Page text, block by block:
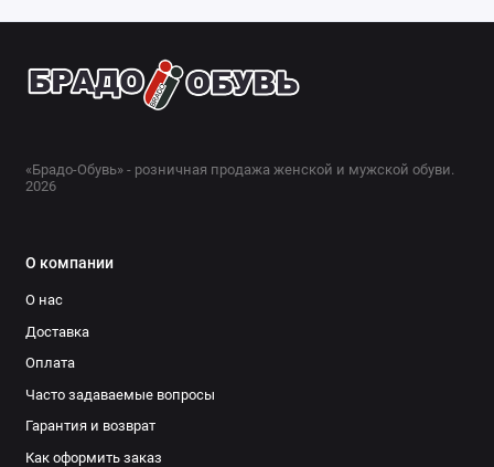
«Брадо-Обувь» - розничная продажа женской и мужской обуви.
2026
О компании
О нас
Доставка
Оплата
Часто задаваемые вопросы
Гарантия и возврат
Как оформить заказ